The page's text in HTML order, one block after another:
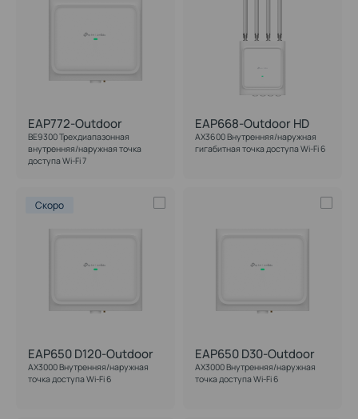
Исполнение
Дополнительно
Источник питания
Поддержка PoE
PoE Out
Поддержка Bluetooth
EAP772-Outdoor
BE9300 Трехдиапазонная
внутренняя/наружная точка
доступа Wi-Fi 7
EAP668-Outdoor HD
AX3600 Внутренняя/наружная
гигабитная точка доступа Wi-Fi 6
Скоро
EAP650 D120-Outdoor
AX3000 Внутренняя/наружная
точка доступа Wi-Fi 6
EAP650 D30-Outdoor
AX3000 Внутренняя/наружная
точка доступа Wi-Fi 6